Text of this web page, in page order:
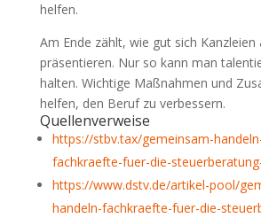
helfen.
Am Ende zählt, wie gut sich Kanzleien
präsentieren. Nur so kann man
halten. Wichtige Maßnahmen und
helfen, den Beruf zu verbessern.
Quellenverweise
https://stbv.tax/gemeinsam-
fachkraefte-fuer-die-
https://www.dstv.de/artikel-pool/
handeln-fachkraefte-fuer-die-